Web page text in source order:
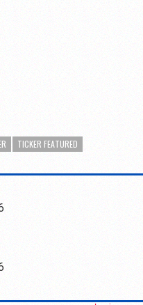
TICKER FEATURED